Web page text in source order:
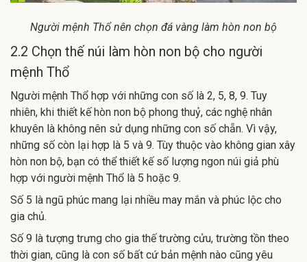
Người mệnh Thổ nên chọn đá vàng làm hòn non bộ
2.2 Chọn thế núi làm hòn non bộ cho người
mệnh Thổ
Người mệnh Thổ hợp với những con số là 2, 5, 8, 9. Tuy
nhiên, khi thiết kế hòn non bộ phong thuỷ, các nghệ nhân
khuyên là không nên sử dụng những con số chẵn. Vì vậy,
những số còn lại hợp là 5 và 9. Tùy thuộc vào không gian xây
hòn non bộ, bạn có thể thiết kế số lượng ngon núi giả phù
hợp với người mệnh Thổ là 5 hoặc 9.
Số 5 là ngũ phúc mang lại nhiều may mắn và phúc lộc cho
gia chủ.
Số 9 là tượng trưng cho gia thế trường cửu, trường tồn theo
thời gian, cũng là con số bất cứ bản mệnh nào cũng yêu